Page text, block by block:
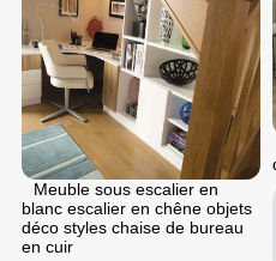
Meuble sous escalier en
blanc escalier en chêne objets
déco styles chaise de bureau
en cuir